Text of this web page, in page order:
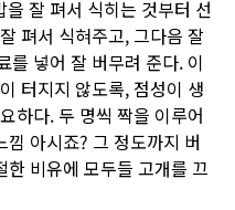
잘 펴서 식히는 것부터 선
펴서 식혀주고, 그다음 잘
를 넣어 잘 버무려 준다. 이
터지지 않도록, 점성이 생
하다. 두 명씩 짝을 이루어
아시죠? 그 정도까지 버
비유에 모두들 고개를 끄